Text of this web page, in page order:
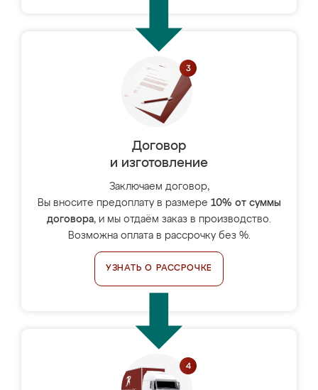
Договор
и изготовление
Заключаем договор,
Вы вносите предоплату в размере 10% от суммы
договора, и мы отдаём заказ в производство.
Возможна оплата в рассрочку без %.
УЗНАТЬ О РАССРОЧКЕ